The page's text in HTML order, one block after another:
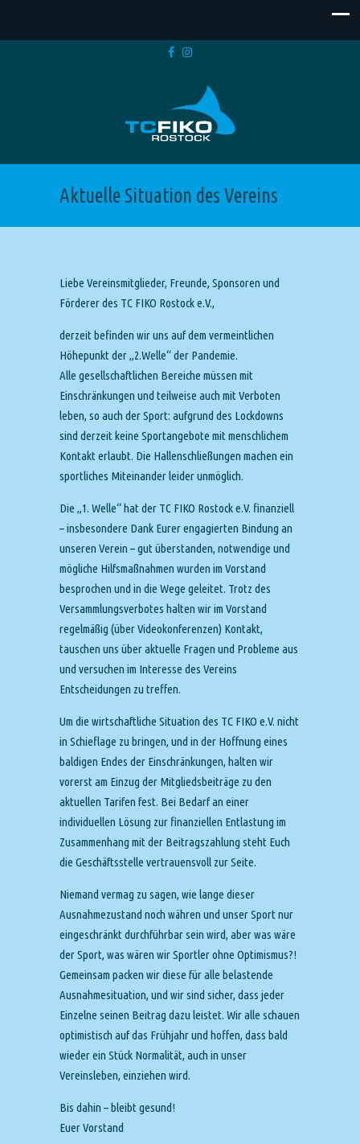
Aktuelle Situation des Vereins
Liebe Vereinsmitglieder, Freunde, Sponsoren und
Förderer des TC FIKO Rostock e.V.,
derzeit befinden wir uns auf dem vermeintlichen
Höhepunkt der „2.Welle“ der Pandemie.
Alle gesellschaftlichen Bereiche müssen mit
Einschränkungen und teilweise auch mit Verboten
leben, so auch der Sport: aufgrund des Lockdowns
sind derzeit keine Sportangebote mit menschlichem
Kontakt erlaubt. Die Hallenschließungen machen ein
sportliches Miteinander leider unmöglich.
Die „1. Welle“ hat der TC FIKO Rostock e.V. finanziell
– insbesondere Dank Eurer engagierten Bindung an
unseren Verein – gut überstanden, notwendige und
mögliche Hilfsmaßnahmen wurden im Vorstand
besprochen und in die Wege geleitet. Trotz des
Versammlungsverbotes halten wir im Vorstand
regelmäßig (über Videokonferenzen) Kontakt,
tauschen uns über aktuelle Fragen und Probleme aus
und versuchen im Interesse des Vereins
Entscheidungen zu treffen.
Um die wirtschaftliche Situation des TC FIKO e.V. nicht
in Schieflage zu bringen, und in der Hoffnung eines
baldigen Endes der Einschränkungen, halten wir
vorerst am Einzug der Mitgliedsbeiträge zu den
aktuellen Tarifen fest. Bei Bedarf an einer
individuellen Lösung zur finanziellen Entlastung im
Zusammenhang mit der Beitragszahlung steht Euch
die Geschäftsstelle vertrauensvoll zur Seite.
Niemand vermag zu sagen, wie lange dieser
Ausnahmezustand noch währen und unser Sport nur
eingeschränkt durchführbar sein wird, aber was wäre
der Sport, was wären wir Sportler ohne Optimismus?!
Gemeinsam packen wir diese für alle belastende
Ausnahmesituation, und wir sind sicher, dass jeder
Einzelne seinen Beitrag dazu leistet. Wir alle schauen
optimistisch auf das Frühjahr und hoffen, dass bald
wieder ein Stück Normalität, auch in unser
Vereinsleben, einziehen wird.
Bis dahin – bleibt gesund!
Euer Vorstand